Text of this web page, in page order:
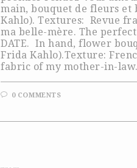
main, bouquet de fleurs et
Kahlo). Textures: Revue
ma belle-mère. The
DATE. In hand, flower
Frida Kahlo).Texture:
fabric of my mother-in-law.
0 COMMENTS